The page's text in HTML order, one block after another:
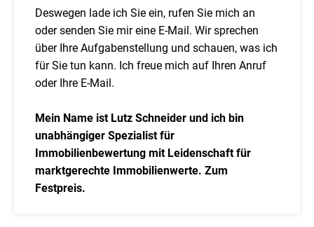
Deswegen lade ich Sie ein, rufen Sie mich an
oder senden Sie mir eine E-Mail. Wir sprechen
über Ihre Aufgabenstellung und schauen, was ich
für Sie tun kann. Ich freue mich auf Ihren Anruf
oder Ihre E-Mail.
Mein Name ist Lutz Schneider und ich bin
unabhängiger Spezialist für
Immobilienbewertung mit Leidenschaft für
marktgerechte Immobilienwerte. Zum
Festpreis.